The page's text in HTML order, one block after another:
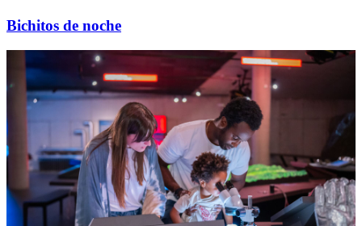
Bichitos de noche